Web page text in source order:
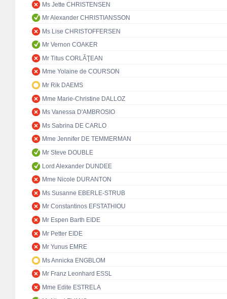
Ms Jette CHRISTENSEN
Mr Alexander CHRISTIANSSON
Ms Lise CHRISTOFFERSEN
Mr Vernon COAKER
Mr Titus CORLĂŢEAN
Mme Yolaine de COURSON
Mr Rik DAEMS
Mme Marie-Christine DALLOZ
Ms Vanessa D'AMBROSIO
Ms Sabrina DE CARLO
Mme Jennifer DE TEMMERMAN
Mr Steve DOUBLE
Lord Alexander DUNDEE
Mme Nicole DURANTON
Ms Susanne EBERLE-STRUB
Mr Constantinos EFSTATHIOU
Mr Espen Barth EIDE
Mr Petter EIDE
Mr Yunus EMRE
Ms Annicka ENGBLOM
Mr Franz Leonhard ESSL
Mme Edite ESTRELA